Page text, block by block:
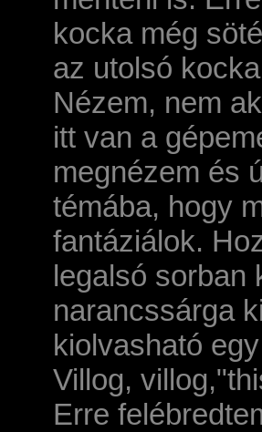
kocka még
az utolsó
Nézem, nem
itt van a
megnézem és
témába, hogy
fantáziálok.
legalsó sorban
narancssárga
kiolvasható
Villog,
Erre